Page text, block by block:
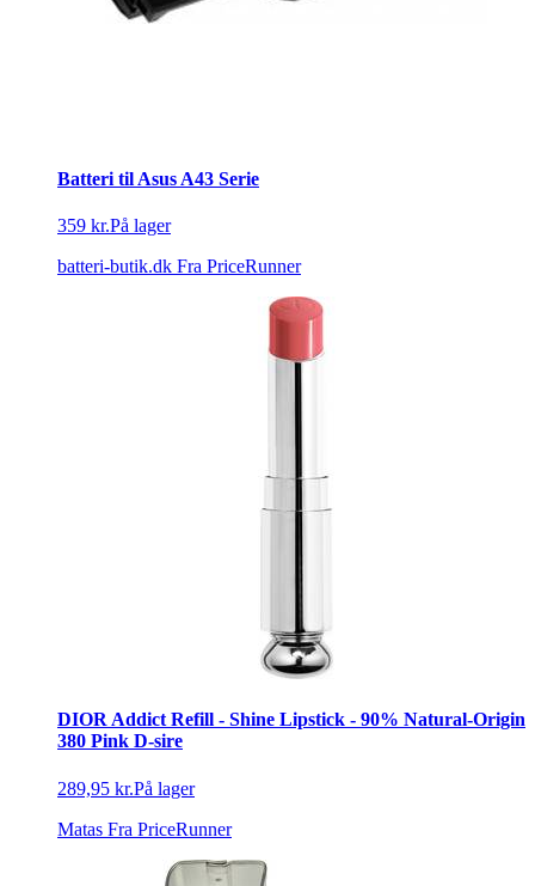
Batteri til Asus A43 Serie
359 kr.På lager
batteri-butik.dk Fra PriceRunner
DIOR Addict Refill - Shine Lipstick - 90% Natural-Origin
380 Pink D-sire
289,95 kr.På lager
Matas Fra PriceRunner